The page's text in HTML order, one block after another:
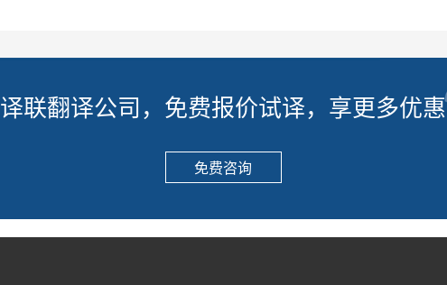
译联翻译公司，免费报价试译，享更多优惠
免费咨询